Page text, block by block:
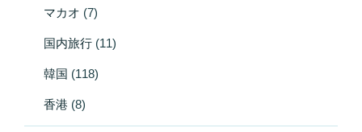
マカオ (7)
国内旅行 (11)
韓国 (118)
香港 (8)